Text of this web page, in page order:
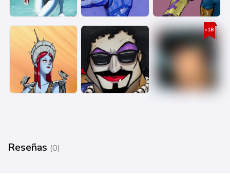
Reseñas (0)